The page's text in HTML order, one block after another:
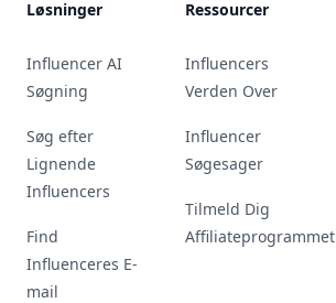
Løsninger
Influencer AI
Søgning
Søg efter
Lignende
Influencers
Find
Influenceres E-
mail
Ressourcer
Influencers
Verden Over
Influencer
Søgesager
Tilmeld Dig
Affiliateprogrammet